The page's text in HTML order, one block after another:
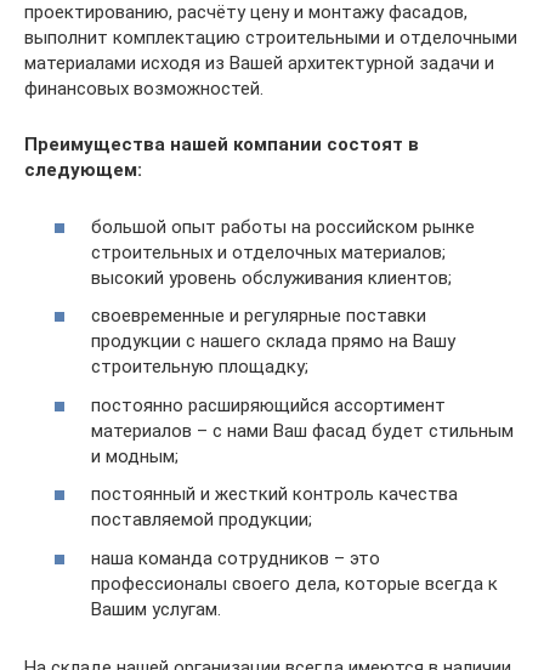
проектированию, расчёту цену и монтажу фасадов,
выполнит комплектацию строительными и отделочными
материалами исходя из Вашей архитектурной задачи и
финансовых возможностей.
Преимущества нашей компании состоят в
следующем:
большой опыт работы на российском рынке
строительных и отделочных материалов;
высокий уровень обслуживания клиентов;
своевременные и регулярные поставки
продукции с нашего склада прямо на Вашу
строительную площадку;
постоянно расширяющийся ассортимент
материалов – с нами Ваш фасад будет стильным
и модным;
постоянный и жесткий контроль качества
поставляемой продукции;
наша команда сотрудников – это
профессионалы своего дела, которые всегда к
Вашим услугам.